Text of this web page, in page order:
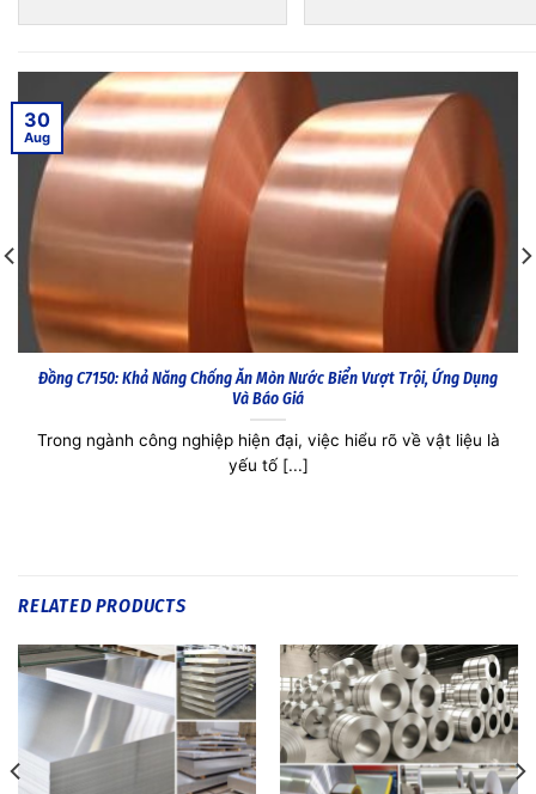
Đồng C7150: Khả Năng Chống Ăn Mòn Nước Biển Vượt Trội, Ứng Dụng
Và Báo Giá
Trong ngành công nghiệp hiện đại, việc hiểu rõ về vật liệu là
yếu tố [...]
30
Aug
RELATED PRODUCTS